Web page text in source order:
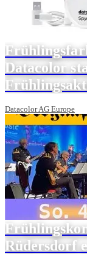
Datacolor
Datacolor AG Europe
Rüdersdorf